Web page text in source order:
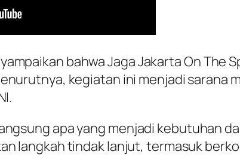
bahwa Jaga Jakarta On
kegiatan ini menjadi sarana
apa yang menjadi kebutuhan
langkah tindak lanjut, termasuk